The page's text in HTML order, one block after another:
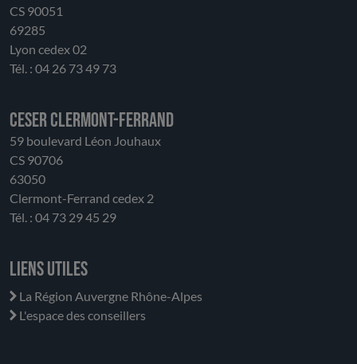
CS 90051
69285
Lyon cedex 02
Tél. : 04 26 73 49 73
CESER Clermont-Ferrand
59 boulevard Léon Jouhaux
CS 90706
63050
Clermont-Ferrand cedex 2
Tél. : 04 73 29 45 29
Liens utiles
La Région Auvergne Rhône-Alpes
L'espace des conseillers